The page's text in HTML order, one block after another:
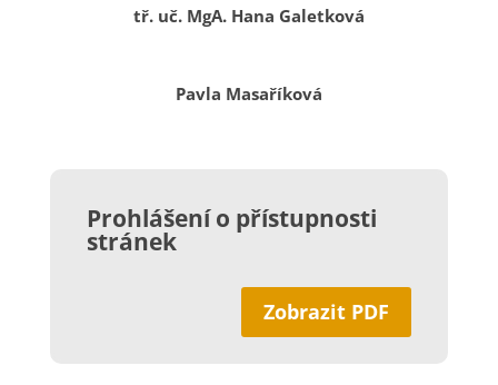
tř. uč. MgA. Hana Galetková
Pavla Masaříková
Prohlášení o přístupnosti
stránek
Zobrazit PDF